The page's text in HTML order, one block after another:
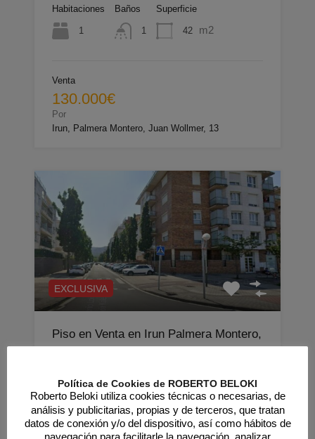
Habitaciones
1
Baños
1
Superficie
42 m2
Venta
130.000€
Por
Irun, Palmera Montero, Juan Wollmer, 13
EXCLUSIVA
Piso en Venta en Irun Palmera Montero,
riesgo con Alokabide hasta 2028 ¿Buscas una
inversión segura, sin riesgo…
Habitaciones Baños Superficie
Política de Cookies de ROBERTO BELOKI
Roberto Beloki utiliza cookies técnicas o necesarias, de
análisis y publicitarias, propias y de terceros, que tratan
datos de conexión y/o del dispositivo, así como hábitos de
navegación para facilitarle la navegación, analizar